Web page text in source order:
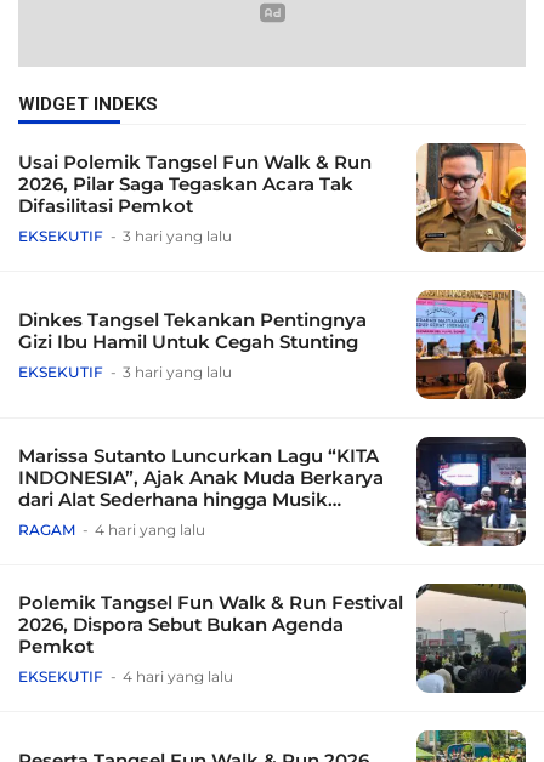
WIDGET INDEKS
Usai Polemik Tangsel Fun Walk & Run
2026, Pilar Saga Tegaskan Acara Tak
Difasilitasi Pemkot
EKSEKUTIF 3 hari yang lalu
Dinkes Tangsel Tekankan Pentingnya
Gizi Ibu Hamil Untuk Cegah Stunting
EKSEKUTIF 3 hari yang lalu
Marissa Sutanto Luncurkan Lagu “KITA
INDONESIA”, Ajak Anak Muda Berkarya
dari Alat Sederhana hingga Musik
Tradisional
RAGAM 4 hari yang lalu
Polemik Tangsel Fun Walk & Run Festival
2026, Dispora Sebut Bukan Agenda
Pemkot
EKSEKUTIF 4 hari yang lalu